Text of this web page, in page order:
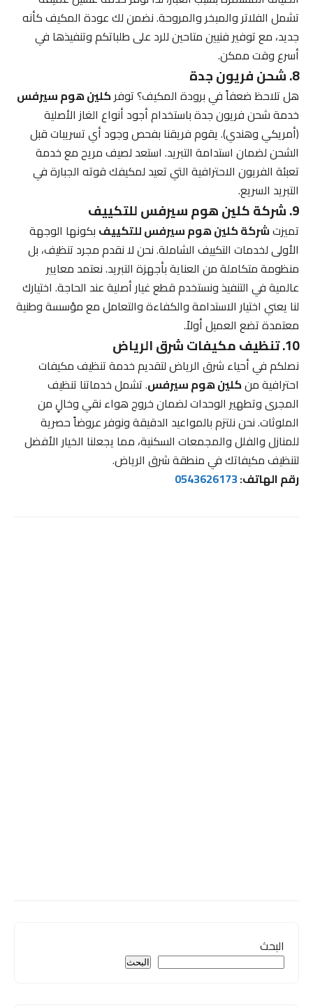
تشمل الفلاتر والمبخر والمروحة. نضمن لك عودة المكيف كأنه
جديد، مع توفير فنيين متاحين للرد على طلباتكم وتنفيذها في
أسرع وقت ممكن.
هل تلاحظ ضعفاً في برودة المكيف؟ توفركلين هوم سيرفس
خدمة شحن فريون جدة باستخدام أجود أنواع الغاز الأصلية
(أمريكي وهندي). يقوم فريقنا بفحص وجود أي تسريبات قبل
الشحن لضمان استدامة التبريد. استعد لصيف مريح مع خدمة
تعبئة الفريون الاحترافية التي تعيد لمكيفك قوته الجبارة في
التبريد السريع.
تميزتشركة كلين هوم سيرفس للتكييفبكونها الوجهة
الأولى لخدمات التكييف الشاملة. نحن لا نقدم مجرد تنظيف، بل
منظومة متكاملة من العناية بأجهزة التبريد. نعتمد معايير
عالمية في التنفيذ ونستخدم قطع غيار أصلية عند الحاجة. اختيارك
لنا يعني اختيار الاستدامة والكفاءة والتعامل مع مؤسسة وطنية
معتمدة تضع العميل أولاً.
10. تنظيف مكيفات شرق الرياض
نصلكم في أحياء شرق الرياض لتقديم خدمة تنظيف مكيفات
احترافية منكلين هوم سيرفس. تشمل خدماتنا تنظيف
المجرى وتطهير الوحدات لضمان خروج هواء نقي وخالٍ من
الملوثات. نحن نلتزم بالمواعيد الدقيقة ونوفر عروضاً حصرية
للمنازل والفلل والمجمعات السكنية، مما يجعلنا الخيار الأفضل
لتنظيف مكيفاتك في منطقة شرق الرياض.
رقم الهاتف:0543626173
البحث
البحث